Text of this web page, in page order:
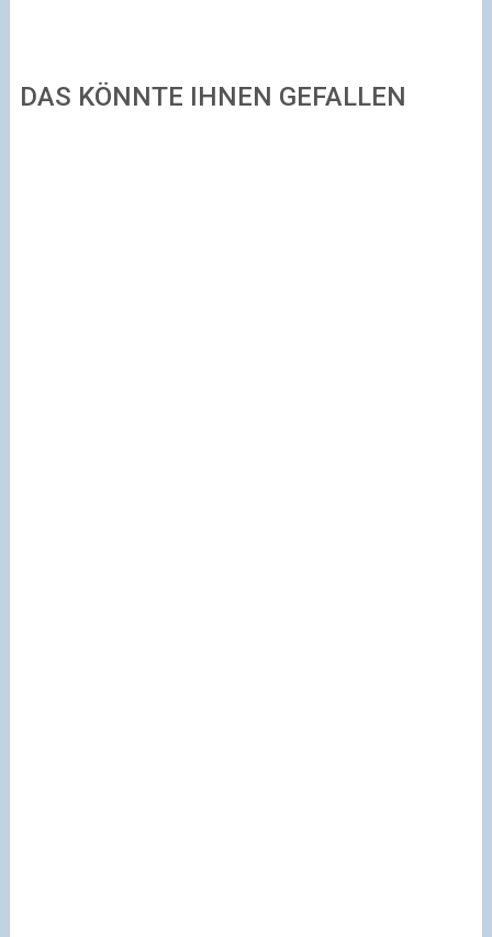
DAS KÖNNTE IHNEN GEFALLEN